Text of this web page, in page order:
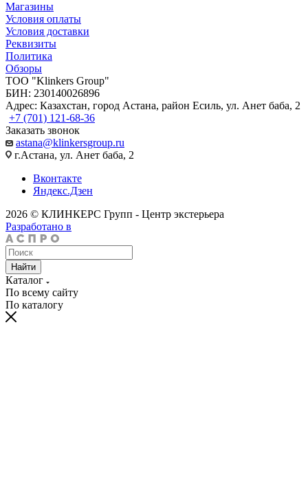
Магазины
Условия оплаты
Условия доставки
Реквизиты
Политика
Обзоры
TOO "Klinkers Group"
БИН: 230140026896
Адрес: Казахстан, город Астана, район Есиль, ул. Анет баба, 2
+7 (701) 121-68-36
Заказать звонок
astana@klinkersgroup.ru
г.Астана, ул. Анет баба, 2
Вконтакте
Яндекс.Дзен
2026 © КЛИНКЕРС Групп - Центр экстерьера
Разработано в
Найти
Каталог
По всему сайту
По каталогу